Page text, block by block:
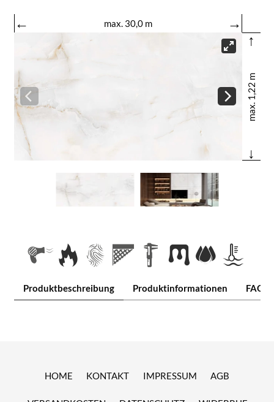
← max. 30,0 m
→
↑
max. 1,22 m
↓
Produktbeschreibung Produktinformationen FAQ
HOME KONTAKT IMPRESSUM AGB